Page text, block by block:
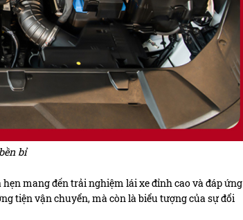
bỉ
mang đến trải nghiệm lái xe đỉnh cao và đáp ứng
tiện vận chuyển, mà còn là biểu tượng của sự đổi